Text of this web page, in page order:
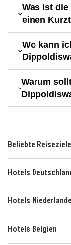
Was ist die
einen
Wo kann
Warum
Beliebte Reiseziele
Hotels
Hotels Niederlande
Hotels Belgien